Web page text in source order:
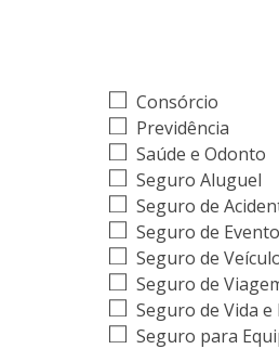
Consórcio
Previdência
Saúde e Odonto
Seguro Aluguel
Seguro de
Seguro de
Seguro de
Seguro de
Seguro de Vida e
Seguro para